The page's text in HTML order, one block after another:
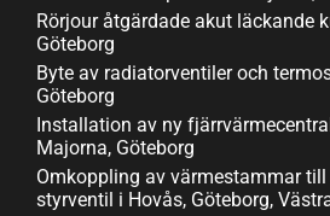
Rörjour åtgärdade akut läckande
Göteborg
Byte av radiatorventiler och
Göteborg
Installation av ny
Majorna, Göteborg
Omkoppling av värmestammar
styrventil i Hovås, Göteborg,